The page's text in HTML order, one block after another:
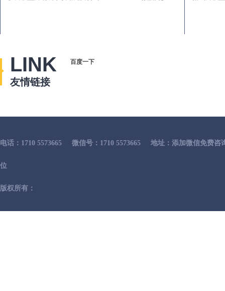
LINK
友情链接
百度一下
电话：1710 5573665 微信号：1710 5573665 地址：添加微信免费咨
位
版权所有：